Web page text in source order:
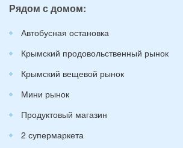
Рядом с домом:
Автобусная остановка
Крымский продовольственный рынок
Крымский вещевой рынок
Мини рынок
Продуктовый магазин
2 супермаркета